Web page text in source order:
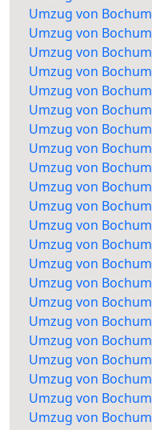
Umzug von
Umzug von
Umzug von
Umzug von
Umzug von
Umzug von
Umzug von
Umzug von
Umzug von
Umzug von
Umzug von
Umzug von
Umzug von
Umzug von
Umzug von
Umzug von
Umzug von
Umzug von
Umzug von
Umzug von
Umzug von
Umzug von